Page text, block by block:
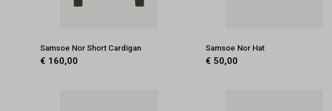
Samsoe Nor Short Cardigan
€ 160,00
Samsoe Nor Hat
€ 50,00